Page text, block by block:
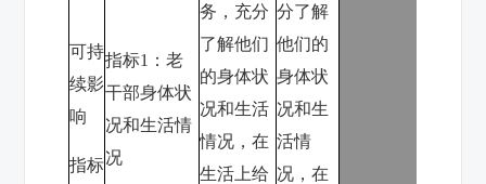
可持
续影
响
指标
指标1 ：老
干部身体状
况和生活情
况
务，充分
了解他们
的身体状
况和生活
情况，在
生活上给
分了解
他们的
身体状
况和生
活情
况，在